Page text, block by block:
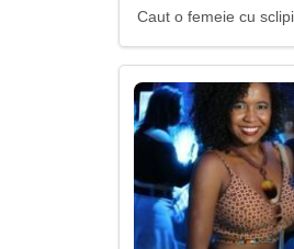
Caut o femeie cu